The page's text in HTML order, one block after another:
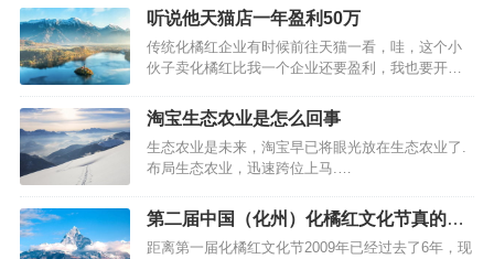
国务院《民办非企业单位登记管理暂行条例》的规
定，同意茂名市橘红研究所成立登记，具备法人资
格，发给《民办非企业单位（法人）登记证书》。
请按有关规定履行民办非企业单位法人…
听说他天猫店一年盈利50万
传统化橘红企业有时候前往天猫一看，哇，这个小
伙子卖化橘红比我一个企业还要盈利，我也要开一
淘宝生态农业是怎么回事
生态农业是未来，淘宝早已将眼光放在生态农业了.
布局生态农业，迅速跨位上马.…
第二届中国（化州）化橘红文化节真的来
了
距离第一届化橘红文化节2009年已经过去了6年，现